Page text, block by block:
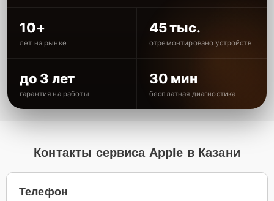
10+
лет на рынке
45 тыс.
отремонтировано устройств
до 3 лет
гарантия на работы
30 мин
бесплатная диагностика
Контакты сервиса Apple в Казани
Телефон